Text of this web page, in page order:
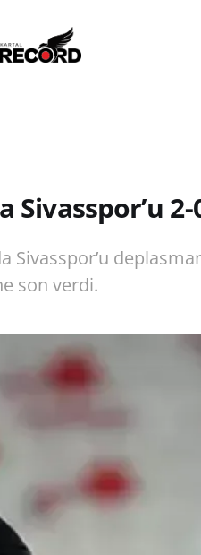
Sivasspor’u
Sivasspor’u
son verdi.